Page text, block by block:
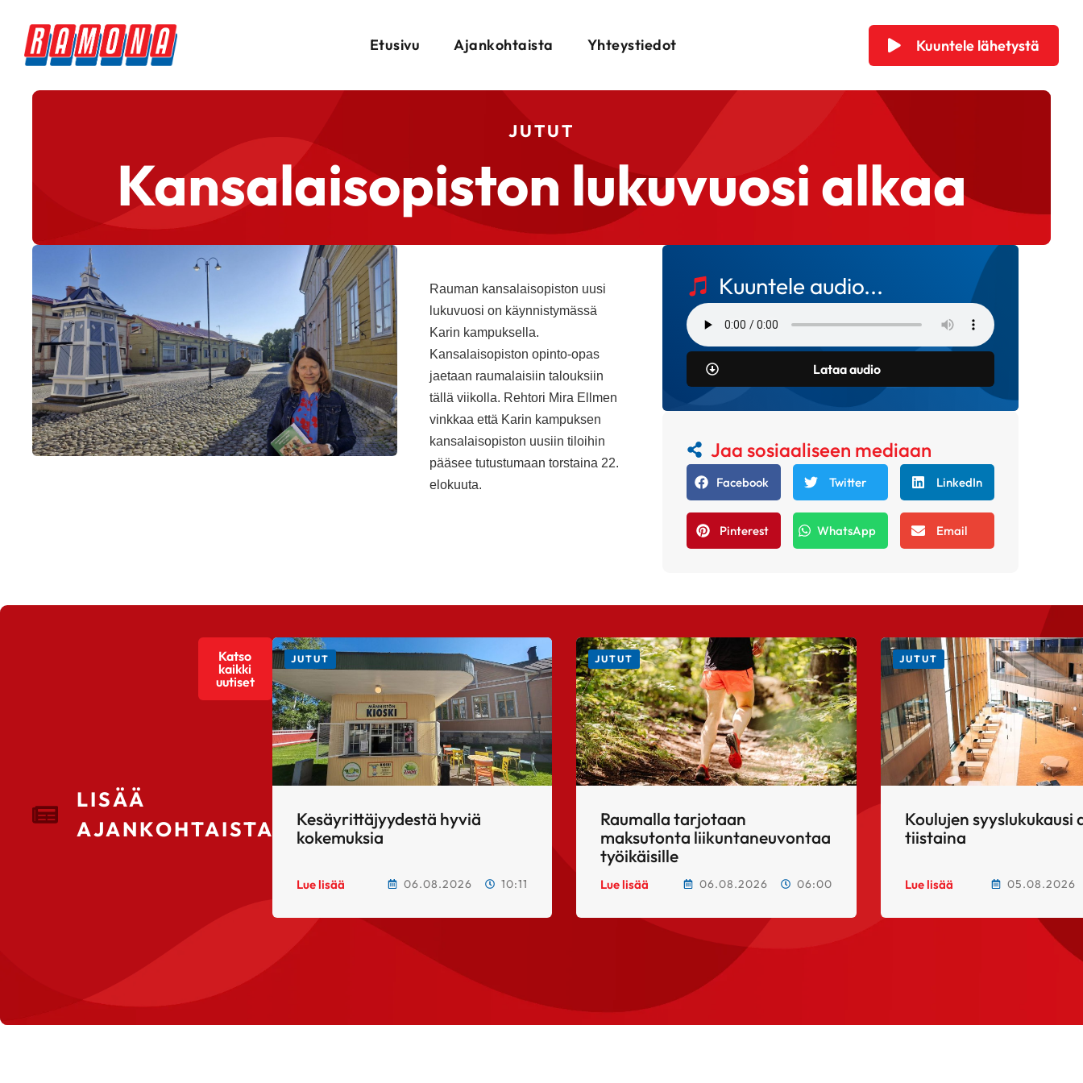
Etusivu Ajankohtaista Yhteystiedot Kuuntele lähetystä
JUTUT
Kansalaisopiston lukuvuosi alkaa
Rauman kansalaisopiston uusi
lukuvuosi on käynnistymässä
Karin kampuksella.
Kansalaisopiston opinto-opas
jaetaan raumalaisiin talouksiin
tällä viikolla. Rehtori Mira Ellmen
vinkkaa että Karin kampuksen
kansalaisopiston uusiin tiloihin
pääsee tutustumaan torstaina 22.
elokuuta.
Kuuntele audio...
Lataa audio
Jaa sosiaaliseen mediaan
Facebook Twitter LinkedIn
Pinterest WhatsApp Email
LISÄÄ
AJANKOHTAISTA
Katso
kaikki
uutiset
JUTUT
Kesäyrittäjyydestä hyviä
kokemuksia
Lue lisää 06.08.2026 10:11
JUTUT
Raumalla tarjotaan
maksutonta liikuntaneuvontaa
työikäisille
Lue lisää 06.08.2026 06:00
JUTUT
Koulujen syyslukukausi
tiistaina
Lue lisää 05.08.2026